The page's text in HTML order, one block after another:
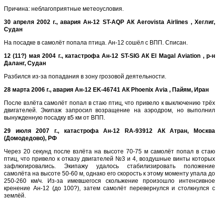
Причина: неблагоприятные метеоусловия.
30 апреля 2002 г., авария Ан-12 ST-AQP АК Aerovista Airlines , Хеглиг,
Судан
На посадке в самолёт попала птица. Ан-12 сошёл с ВПП. Списан.
12 (11?) мая2004 г., катастрофа Ан-12 ST-SIG АК El Magal Aviation , р-н
Даланг, Судан
Разбился из-за попадания в зону грозовой деятельности.
28 марта 2006 г., авария Ан-12 EK-46741 АК Phoenix Avia , Пайям, Иран
После взлёта самолёт попал в стаю птиц, что привело к выключению трёх
двигателей. Экипаж запросил возращение на аэродром, но выполнил
вынужденную посадку в5 км от ВПП.
29 июля 2007 г., катастрофа Ан-12 RA-93912 АК Атран, Москва
(Домодедово), РФ
Через 20 секунд после взлёта на высоте 70-75 м самолёт попал в стаю
птиц, что привело к отказу двигателей №3 и 4, воздушные винты которых
зафлюгировались. Экипажу удалось стабилизировать положение
самолёта на высоте 50-60 м, однако его скорость к этому моменту упала до
250-260 км/ч. Из-за имевшегося скольжение произошло интенсивное
кренение Ан-12 (до 100?), затем самолёт перевернулся и столкнулся с
землёй.